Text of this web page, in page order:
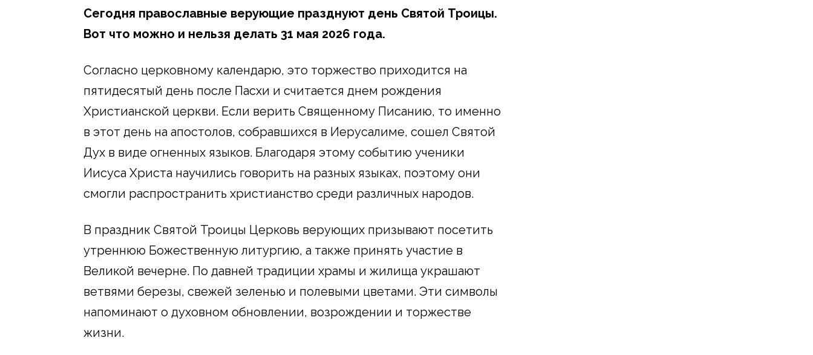
Сегодня православные верующие празднуют день Святой Троицы.
Вот что можно и нельзя делать 31 мая 2026 года.
Согласно церковному календарю, это торжество приходится на
пятидесятый день после Пасхи и считается днем рождения
Христианской церкви. Если верить Священному Писанию, то именно
в этот день на апостолов, собравшихся в Иерусалиме, сошел Святой
Дух в виде огненных языков. Благодаря этому событию ученики
Иисуса Христа научились говорить на разных языках, поэтому они
смогли распространить христианство среди различных народов.
В праздник Святой Троицы Церковь верующих призывают посетить
утреннюю Божественную литургию, а также принять участие в
Великой вечерне. По давней традиции храмы и жилища украшают
ветвями березы, свежей зеленью и полевыми цветами. Эти символы
напоминают о духовном обновлении, возрождении и торжестве
жизни.